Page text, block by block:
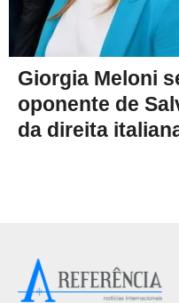
Giorgia Meloni
oponente de
da direita